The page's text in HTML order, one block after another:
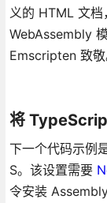
义的 HTML 文
WebAssembly
Emscripten 致敬
将
下一个代码示例
S。该设置需要
令安装